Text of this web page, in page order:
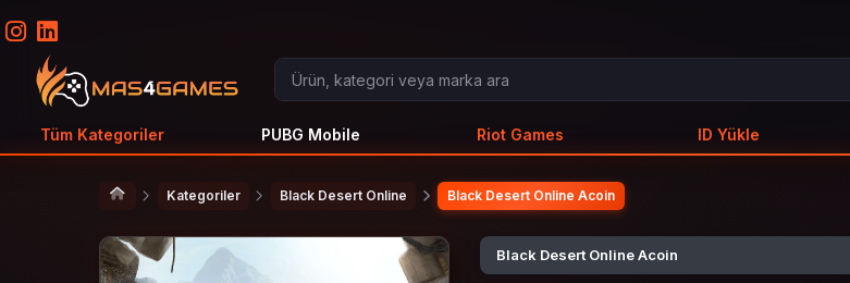
Tüm Kategoriler PUBG Mobile Riot Games ID Yükle
Kategoriler Black Desert Online Black Desert Online Acoin
Black Desert Online Acoin